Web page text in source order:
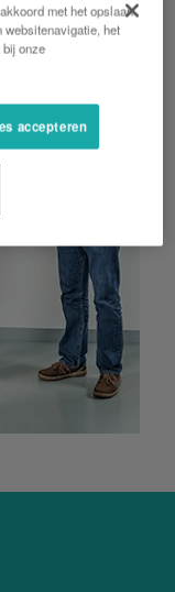
met het opslaan
websitenavigatie, het
onze
accepteren